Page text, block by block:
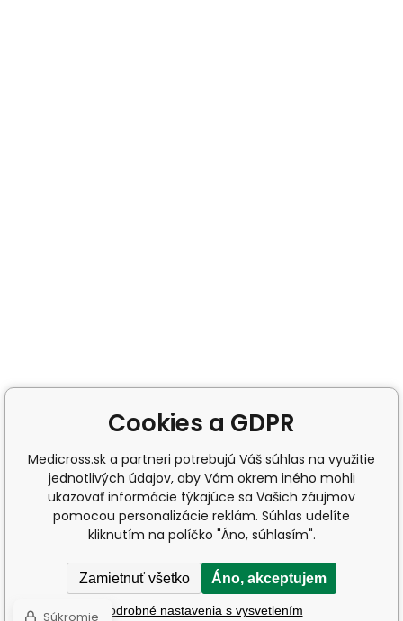
Cookies a GDPR
Medicross.sk a partneri potrebujú Váš súhlas na využitie
jednotlivých údajov, aby Vám okrem iného mohli
ukazovať informácie týkajúce sa Vašich záujmov
pomocou personalizácie reklám. Súhlas udelíte
kliknutím na políčko "Áno, súhlasím".
Zamietnuť všetko Áno, akceptujem
Podrobné nastavenia s vysvetlením
Súkromie